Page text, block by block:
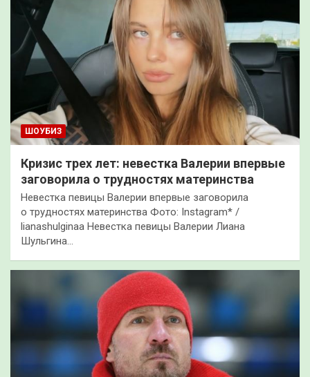
ШОУБИЗ
Кризис трех лет: невестка Валерии впервые
заговорила о трудностях материнства
Невестка певицы Валерии впервые заговорила
о трудностях материнства Фото: Instagram* /
lianashulginaa Невестка певицы Валерии Лиана
Шульгина…